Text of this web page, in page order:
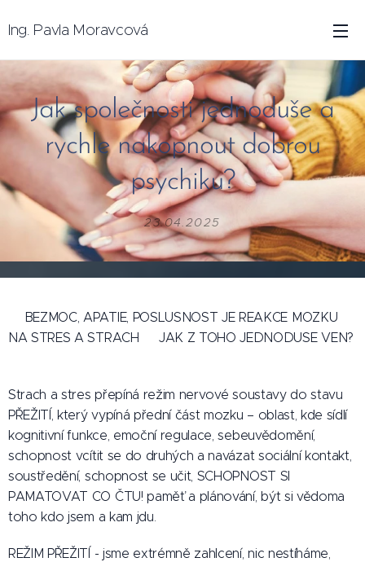
Ing. Pavla Moravcová
Jak společnosti jednoduše a
rychle nakopnout dobrou
psychiku?
23.04.2025
🔥BEZMOC, APATIE, POSLUSNOST JE REAKCE MOZKU
NA STRES A STRACH 🔥JAK Z TOHO JEDNODUSE VEN?
Strach a stres přepíná režim nervové soustavy do stavu
PŘEŽITÍ, který vypíná přední část mozku – oblast, kde sídlí
kognitivní funkce, emoční regulace, sebeuvědomění,
schopnost vcítit se do druhých a navázat sociální kontakt,
soustředění, schopnost se učit, SCHOPNOST SI
PAMATOVAT CO ČTU! paměť a plánování, být si vědoma
toho kdo jsem a kam jdu.
REŽIM PŘEŽITÍ - jsme extrémně zahlcení, nic nestíháme,